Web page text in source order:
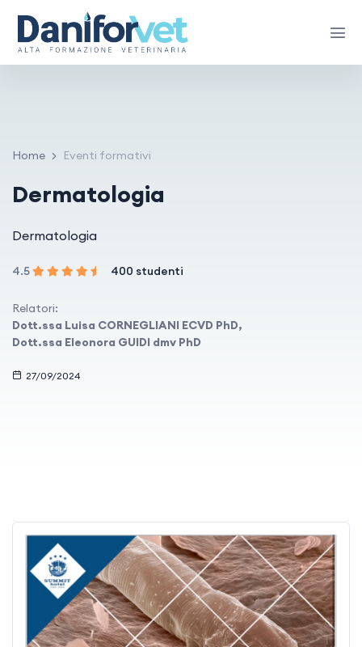
Home Eventi formativi
Dermatologia
Dermatologia
4.5 400 studenti
Relatori:
Dott.ssa Luisa CORNEGLIANI ECVD PhD,
Dott.ssa Eleonora GUIDI dmv PhD
27/09/2024